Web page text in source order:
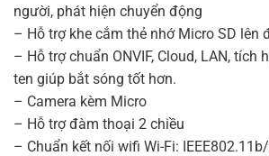
người, phát hiện chuyển động
– Hỗ trợ khe cắm thẻ nhớ Micro SD lên
– Hỗ trợ chuẩn ONVIF, Cloud, LAN, tích
ten giúp bắt sóng tốt hơn.
– Camera kèm Micro
– Hỗ trợ đàm thoại 2 chiều
– Chuẩn kết nối wifi Wi-Fi: